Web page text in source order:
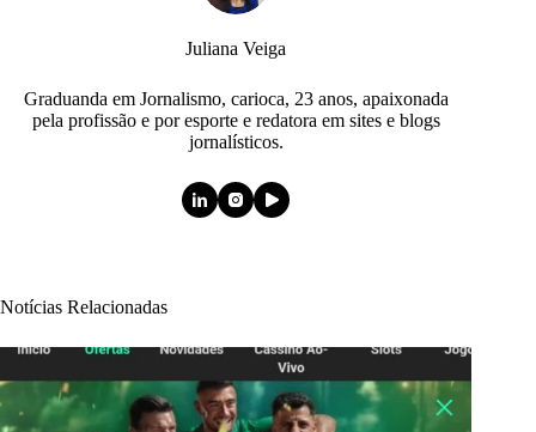
Juliana Veiga
Graduanda em Jornalismo, carioca, 23 anos, apaixonada
pela profissão e por esporte e redatora em sites e blogs
jornalísticos.
Notícias Relacionadas